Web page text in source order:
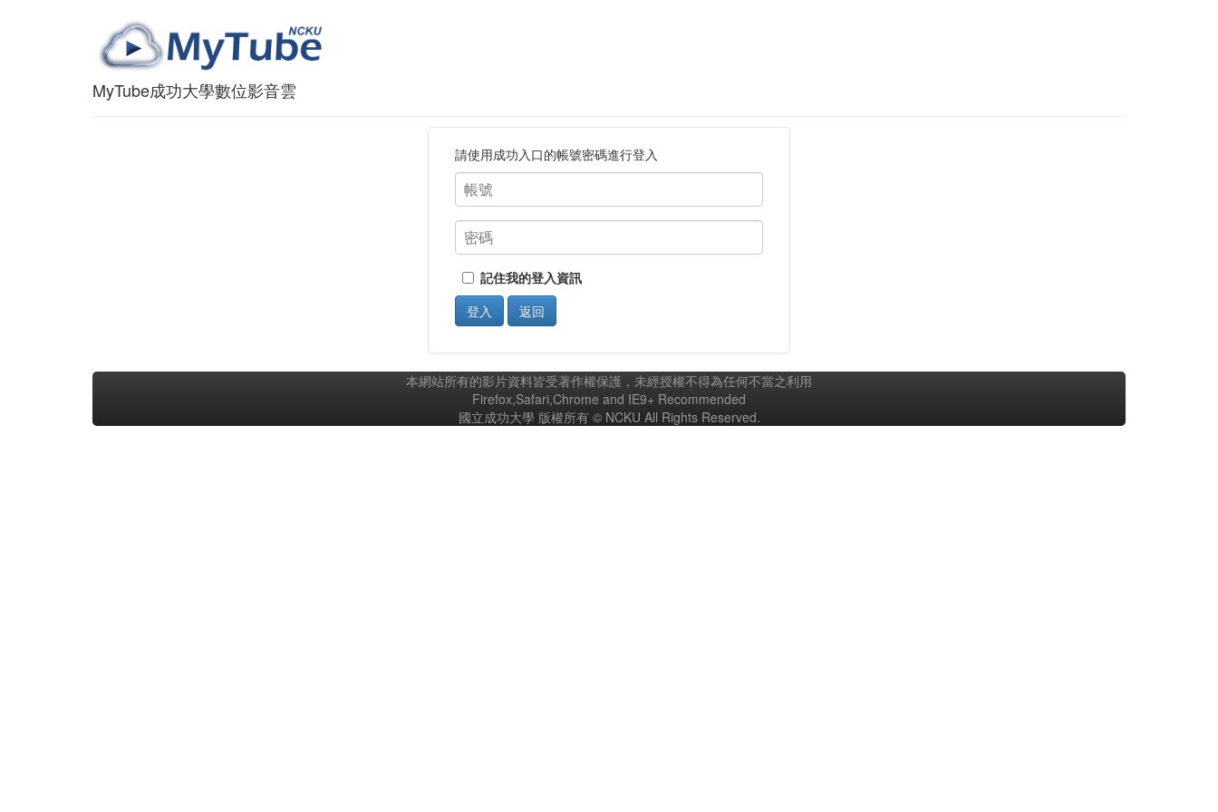
MyTube成功大學數位影音雲
請使用成功入口的帳號密碼進行登入
記住我的登入資訊
登入
返回
本網站所有的影片資料皆受著作權保護，未經授權不得為任何不當之利用
Firefox,Safari,Chrome and IE9+ Recommended
國立成功大學 版權所有 © NCKU All Rights Reserved.